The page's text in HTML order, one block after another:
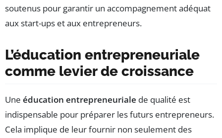
soutenus pour garantir un accompagnement adéquat
aux start-ups et aux entrepreneurs.
L’éducation entrepreneuriale
comme levier de croissance
Une éducation entrepreneuriale de qualité est
indispensable pour préparer les futurs entrepreneurs.
Cela implique de leur fournir non seulement des